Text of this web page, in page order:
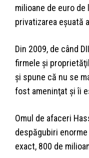
milioane de euro de
privatizarea eșuată
Din 2009, de când
firmele şi
şi spune că nu se
fost ameninţat şi îi
Omul de afaceri
despăgubiri
exact, 800 de